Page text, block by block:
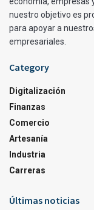
nuestro objetivo es
para apoyar a
empresariales.
Category
Digitalización
Finanzas
Comercio
Artesanía
Industria
Carreras
Últimas noticias